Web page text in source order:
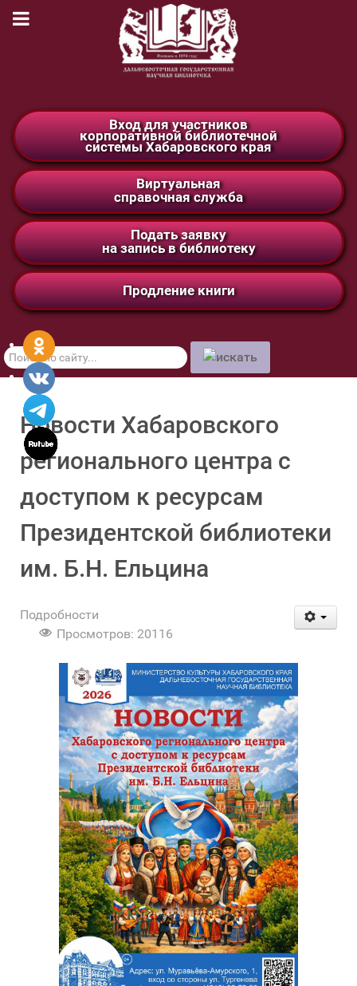
Вход для участников
корпоративной библиотечной
системы Хабаровского края
Виртуальная
справочная служба
Подать заявку
на запись в библиотеку
Продление книги
Поиск
по
сайту
Новости Хабаровского
регионального центра с
доступом к ресурсам
Президентской библиотеки
им. Б.Н. Ельцина
Подробности
Просмотров: 20116